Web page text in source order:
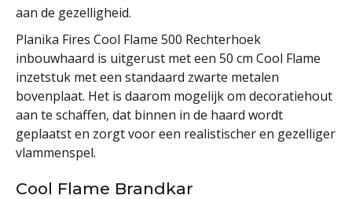
aan de gezelligheid.
Planika Fires Cool Flame 500 Rechterhoek
inbouwhaard is uitgerust met een 50 cm Cool Flame
inzetstuk met een standaard zwarte metalen
bovenplaat. Het is daarom mogelijk om decoratiehout
aan te schaffen, dat binnen in de haard wordt
geplaatst en zorgt voor een realistischer en gezelliger
vlammenspel.
Cool Flame Brandkar